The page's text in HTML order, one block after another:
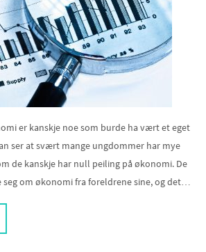
er kanskje noe som burde ha vært et eget
ser at svært mange ungdommer har mye
de kanskje har null peiling på økonomi. De
om økonomi fra foreldrene sine, og det…